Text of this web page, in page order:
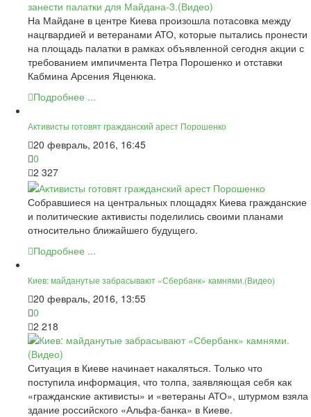
На Майдане в центре Киева произошла потасовка между
нацгвардией и ветеранами АТО, которые пытались пронести
на площадь палатки в рамках объявленной сегодня акции с
требованием импичмента Петра Порошенко и отставки
Кабмина Арсения Яценюка.
Подробнее ...
Активисты готовят гражданский арест Порошенко
20 февраль, 2016, 16:45
0
2 327
Собравшиеся на центральных площадях Киева гражданские
и политические активисты поделились своими планами
относительно ближайшего будущего.
Подробнее ...
Киев: майданутые забрасывают «Сбербанк» камнями.(Видео)
20 февраль, 2016, 13:55
0
2 218
Ситуация в Киеве начинает накаляться. Только что
поступила информация, что толпа, заявляющая себя как
«гражданские активисты» и «ветераны АТО», штурмом взяла
здание российского «Альфа-банка» в Киеве.